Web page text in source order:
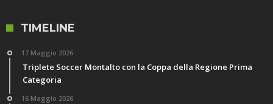
TIMELINE
17 Maggio 2026
Triplete Soccer Montalto con la Coppa della Regione Prima
Categoria
16 Maggio 2026